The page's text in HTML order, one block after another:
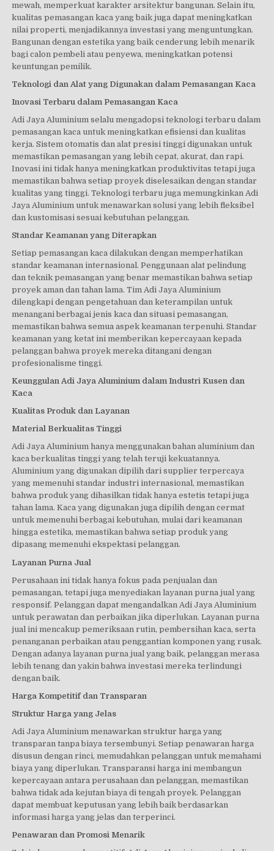
mewah, memperkuat karakter arsitektur bangunan. Selain itu,
kualitas pemasangan kaca yang baik juga dapat meningkatkan
nilai properti, menjadikannya investasi yang menguntungkan.
Bangunan dengan estetika yang baik cenderung lebih menarik
bagi calon pembeli atau penyewa, meningkatkan potensi
keuntungan pemilik.
Teknologi dan Alat yang Digunakan dalam Pemasangan Kaca
Inovasi Terbaru dalam Pemasangan Kaca
Adi Jaya Aluminium selalu mengadopsi teknologi terbaru dalam
pemasangan kaca untuk meningkatkan efisiensi dan kualitas
kerja. Sistem otomatis dan alat presisi tinggi digunakan untuk
memastikan pemasangan yang lebih cepat, akurat, dan rapi.
Inovasi ini tidak hanya meningkatkan produktivitas tetapi juga
memastikan bahwa setiap proyek diselesaikan dengan standar
kualitas yang tinggi. Teknologi terbaru juga memungkinkan Adi
Jaya Aluminium untuk menawarkan solusi yang lebih fleksibel
dan kustomisasi sesuai kebutuhan pelanggan.
Standar Keamanan yang Diterapkan
Setiap pemasangan kaca dilakukan dengan memperhatikan
standar keamanan internasional. Penggunaan alat pelindung
dan teknik pemasangan yang benar memastikan bahwa setiap
proyek aman dan tahan lama. Tim Adi Jaya Aluminium
dilengkapi dengan pengetahuan dan keterampilan untuk
menangani berbagai jenis kaca dan situasi pemasangan,
memastikan bahwa semua aspek keamanan terpenuhi. Standar
keamanan yang ketat ini memberikan kepercayaan kepada
pelanggan bahwa proyek mereka ditangani dengan
profesionalisme tinggi.
Keunggulan Adi Jaya Aluminium dalam Industri Kusen dan
Kaca
Kualitas Produk dan Layanan
Material Berkualitas Tinggi
Adi Jaya Aluminium hanya menggunakan bahan aluminium dan
kaca berkualitas tinggi yang telah teruji kekuatannya.
Aluminium yang digunakan dipilih dari supplier terpercaya
yang memenuhi standar industri internasional, memastikan
bahwa produk yang dihasilkan tidak hanya estetis tetapi juga
tahan lama. Kaca yang digunakan juga dipilih dengan cermat
untuk memenuhi berbagai kebutuhan, mulai dari keamanan
hingga estetika, memastikan bahwa setiap produk yang
dipasang memenuhi ekspektasi pelanggan.
Layanan Purna Jual
Perusahaan ini tidak hanya fokus pada penjualan dan
pemasangan, tetapi juga menyediakan layanan purna jual yang
responsif. Pelanggan dapat mengandalkan Adi Jaya Aluminium
untuk perawatan dan perbaikan jika diperlukan. Layanan purna
jual ini mencakup pemeriksaan rutin, pembersihan kaca, serta
penanganan perbaikan atau penggantian komponen yang rusak.
Dengan adanya layanan purna jual yang baik, pelanggan merasa
lebih tenang dan yakin bahwa investasi mereka terlindungi
dengan baik.
Harga Kompetitif dan Transparan
Struktur Harga yang Jelas
Adi Jaya Aluminium menawarkan struktur harga yang
transparan tanpa biaya tersembunyi. Setiap penawaran harga
disusun dengan rinci, memudahkan pelanggan untuk memahami
biaya yang diperlukan. Transparansi harga ini membangun
kepercayaan antara perusahaan dan pelanggan, memastikan
bahwa tidak ada kejutan biaya di tengah proyek. Pelanggan
dapat membuat keputusan yang lebih baik berdasarkan
informasi harga yang jelas dan terperinci.
Penawaran dan Promosi Menarik